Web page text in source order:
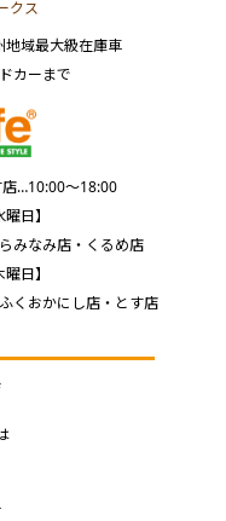
地域最大級在庫車
カーまで
店…10:00～18:00
日】
みなみ店・くるめ店
日】
くおかにし店・とす店